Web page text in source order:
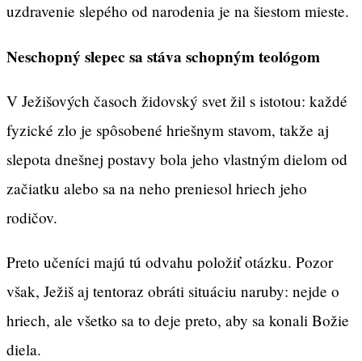
uzdravenie slepého od narodenia je na šiestom mieste.
Neschopný slepec sa stáva schopným teológom
V Ježišových časoch židovský svet žil s istotou: každé
fyzické zlo je spôsobené hriešnym stavom, takže aj
slepota dnešnej postavy bola jeho vlastným dielom od
začiatku alebo sa na neho preniesol hriech jeho
rodičov.
Preto učeníci majú tú odvahu položiť otázku. Pozor
však, Ježiš aj tentoraz obráti situáciu naruby: nejde o
hriech, ale všetko sa to deje preto, aby sa konali Božie
diela.